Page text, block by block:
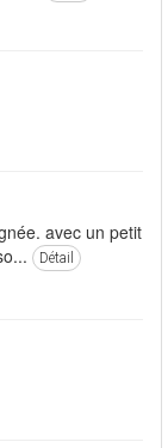
avec un petit
Détail